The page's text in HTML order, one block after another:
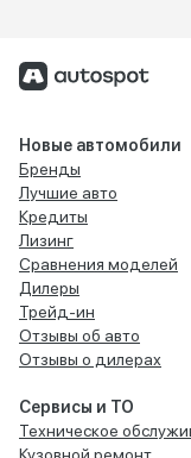
Новые автомобили
Бренды
Лучшие авто
Кредиты
Лизинг
Сравнения моделей
Дилеры
Трейд-ин
Отзывы об авто
Отзывы о дилерах
Сервисы и ТО
Техническое